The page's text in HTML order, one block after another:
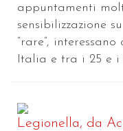
appuntamenti
sensibilizzazione
“rare”,
Italia e tra i 25 e i
Legionella, da